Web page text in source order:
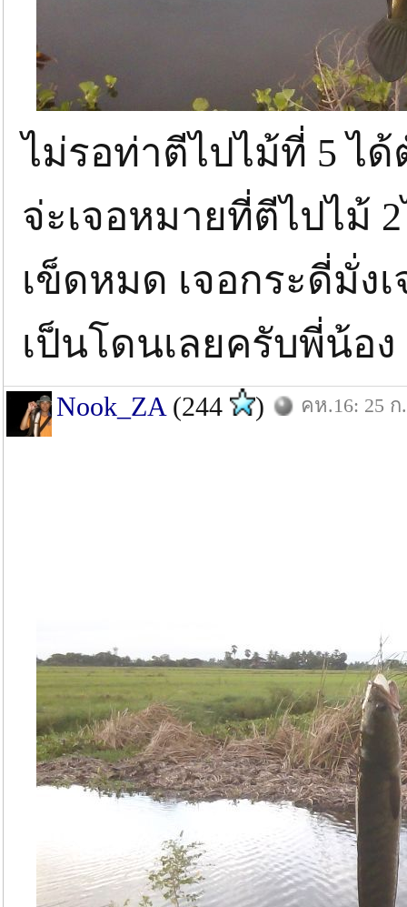
ไม่รอท่าตีไปไม้ที่ 5 ไ
จ่ะเจอหมายที่ตีไปไม้
เข็ดหมด เจอกระดี่มั่ง
เป็นโดนเลยครับพี่น้อง
Nook_ZA (244 ) คห.16: 25 ก